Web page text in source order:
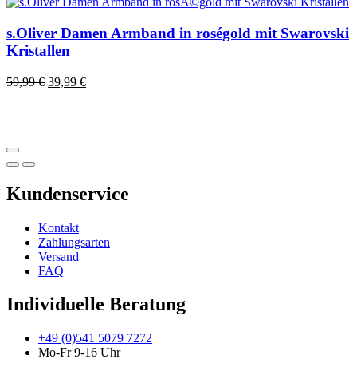
s.Oliver Damen Armband in roségold mit Swarovski
Kristallen
59,99€ 39,99 €
Kundenservice
Kontakt
Zahlungsarten
Versand
FAQ
Individuelle Beratung
+49 (0)541 5079 7272
Mo-Fr 9-16 Uhr